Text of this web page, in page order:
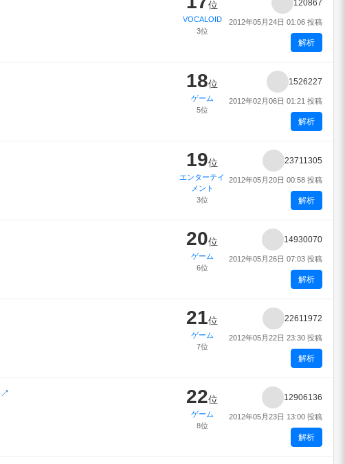
位
VOCALOID
3位
120867
2012年05月24日 01:06 投稿
解析
18位
ゲーム
5位
1526227
2012年02月06日 01:21 投稿
解析
19位
エンターテイ
メント
3位
23711305
2012年05月20日 00:58 投稿
解析
20位
ゲーム
6位
14930070
2012年05月26日 07:03 投稿
解析
21位
ゲーム
7位
22611972
2012年05月22日 23:30 投稿
解析
↗ 22位
ゲーム
8位
12906136
2012年05月23日 13:00 投稿
解析